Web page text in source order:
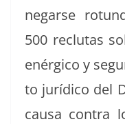
negarse
500 reclu­tas
enér­gi­co y
to jurídi­co del
causa con­tra